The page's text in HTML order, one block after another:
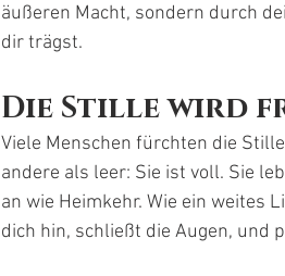
äußeren Macht, sondern durch
dir trägst.
Die Stille wird
Viele Menschen fürchten die
andere als leer: Sie ist voll. Sie
an wie Heimkehr. Wie ein weites
dich hin, schließt die Augen, und